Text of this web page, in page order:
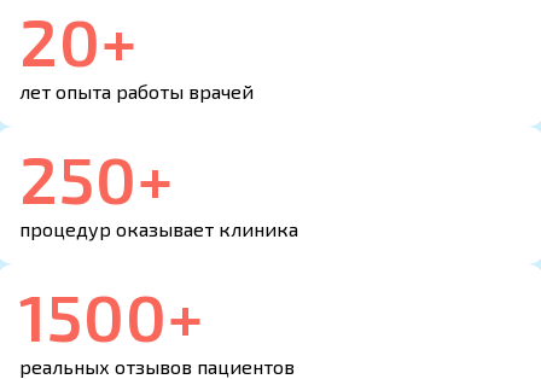
20+
лет опыта работы врачей
250+
процедур оказывает клиника
1500+
реальных отзывов пациентов